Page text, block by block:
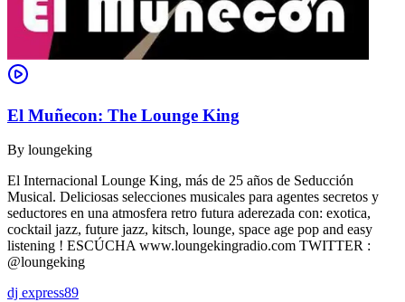
El Muñecon: The Lounge King
By loungeking
El Internacional Lounge King, más de 25 años de Seducción
Musical. Deliciosas selecciones musicales para agentes secretos y
seductores en una atmosfera retro futura aderezada con: exotica,
cocktail jazz, future jazz, kitsch, lounge, space age pop and easy
listening ! ESCÚCHA www.loungekingradio.com TWITTER :
@loungeking
dj express89